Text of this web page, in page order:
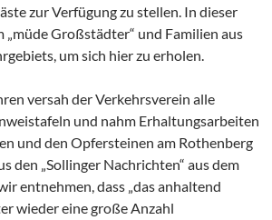
zur Verfügung zu stellen. In dieser
„müde Großstädter“ und Familien aus
um sich hier zu erholen.
versah der Verkehrsverein alle
und nahm Erhaltungsarbeiten
und den Opfersteinen am Rothenberg
den „Sollinger Nachrichten“ aus dem
entnehmen, dass „das anhaltend
wieder eine große Anzahl